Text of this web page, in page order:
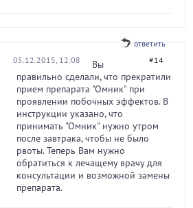
ответить
05.12.2015, 12:08 #14
Вы
правильно сделали, что прекратили
прием препарата "Омник" при
проявлении побочных эффектов. В
инструкции указано, что
принимать "Омник" нужно утром
после завтрака, чтобы не было
рвоты. Теперь Вам нужно
обратиться к лечащему врачу для
консультации и возможной замены
препарата.